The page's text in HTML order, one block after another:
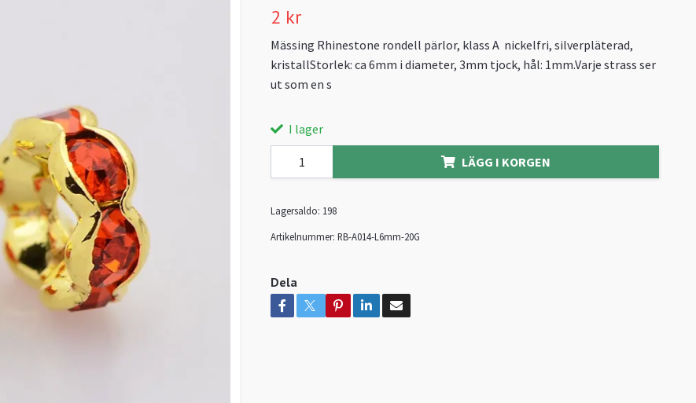
2 kr
Mässing Rhinestone rondell pärlor, klass A nickelfri, silverpläterad,
kristallStorlek: ca 6mm i diameter, 3mm tjock, hål: 1mm.Varje strass ser
ut som en s
I lager
LÄGG I KORGEN
Lagersaldo: 198
Artikelnummer: RB-A014-L6mm-20G
Dela